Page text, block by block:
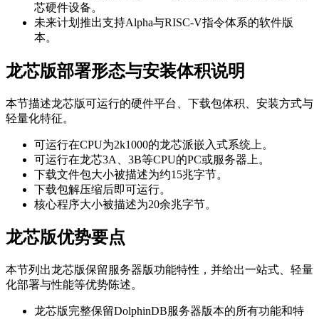
芯硬件设备。
未来计划推出支持Alpha与RISC-V指令体系的软件版
本。
龙芯版部署形态与安装体积说明
本节描述龙芯版可运行的硬件平台、下载包体积、安装方式与
轻量化特征。
可运行在CPU为2k1000的龙芯派嵌入式系统上。
可运行在龙芯3A、3B等CPU的PC或服务器上。
下载文件包大小被描述为约15兆字节。
下载包解压缩后即可运行。
核心程序大小被描述为20余兆字节。
龙芯版优势要点
本节列出龙芯版保留服务器版功能特性，并给出一站式、轻量
化部署与性能等优势陈述。
龙芯版完整保留DolphinDB服务器版本的所有功能和特